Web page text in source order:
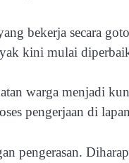
bekerja secara
kini mulai
warga menjadi
pengerjaan di
pengerasan.